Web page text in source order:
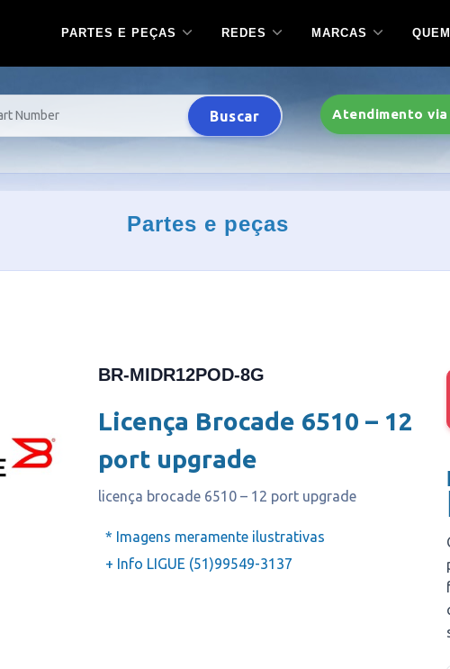
PARTES E PEÇAS REDES MARCAS
Buscar Atendimento
Partes e peças
BR-MIDR12POD-8G
Licença Brocade 6510 – 12
port upgrade
licença brocade 6510 – 12 port upgrade
* Imagens meramente ilustrativas
+ Info LIGUE (51)99549-3137